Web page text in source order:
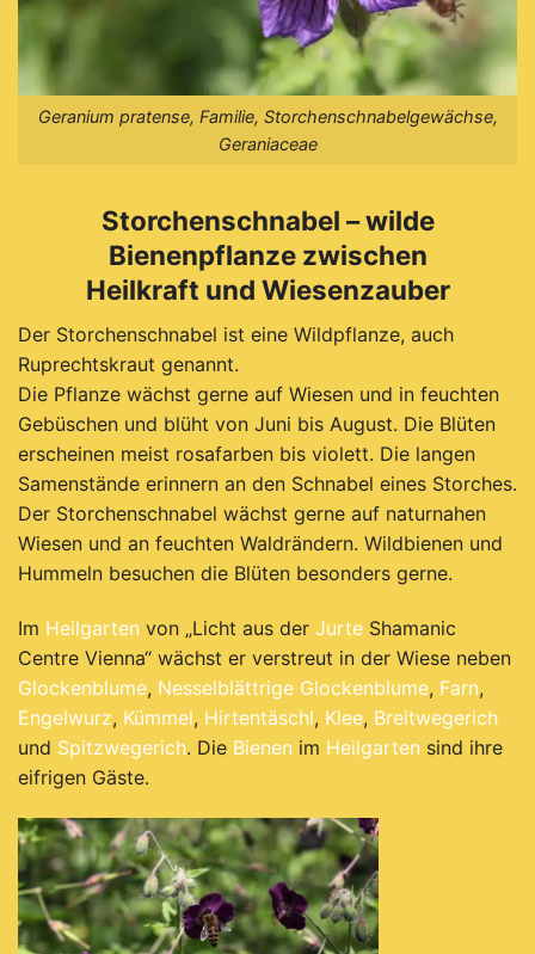
Geranium pratense, Familie, Storchenschnabelgewächse,
Geraniaceae
Storchenschnabel – wilde
Bienenpflanze zwischen
Heilkraft und Wiesenzauber
Der Storchenschnabel ist eine Wildpflanze, auch
Ruprechtskraut genannt.
Die Pflanze wächst gerne auf Wiesen und in feuchten
Gebüschen und blüht von Juni bis August. Die Blüten
erscheinen meist rosafarben bis violett. Die langen
Samenstände erinnern an den Schnabel eines Storches.
Der Storchenschnabel wächst gerne auf naturnahen
Wiesen und an feuchten Waldrändern. Wildbienen und
Hummeln besuchen die Blüten besonders gerne.
Im Heilgarten von „Licht aus der Jurte Shamanic
Centre Vienna“ wächst er verstreut in der Wiese neben
Glockenblume, Nesselblättrige Glockenblume, Farn,
Engelwurz, Kümmel, Hirtentäschl, Klee, Breitwegerich
und Spitzwegerich. Die Bienen im Heilgarten sind ihre
eifrigen Gäste.